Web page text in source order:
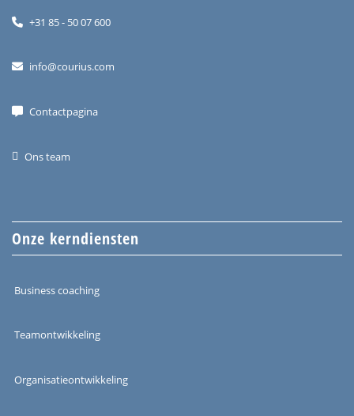
+31 85 - 50 07 600
info@courius.com
Contactpagina
Ons team
Onze kerndiensten
Business coaching
Teamontwikkeling
Organisatieontwikkeling